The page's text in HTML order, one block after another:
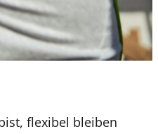
flexibel bleiben